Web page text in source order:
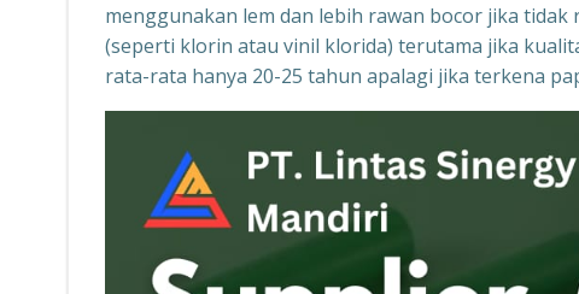
menggunakan lem dan lebih rawan bocor jika
(seperti klorin atau vinil klorida) terutama jika
rata-rata hanya 20-25 tahun apalagi jika terkena